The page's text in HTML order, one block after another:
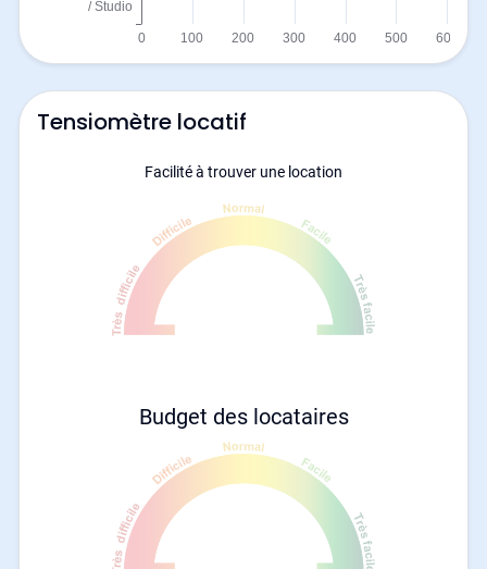
Tensiomètre locatif
Facilité à trouver une location
Budget des locataires